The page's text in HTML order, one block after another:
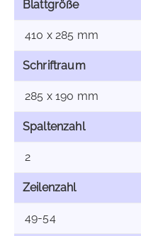
Blattgröße
410 x 285 mm
Schriftraum
285 x 190 mm
Spaltenzahl
2
Zeilenzahl
49-54